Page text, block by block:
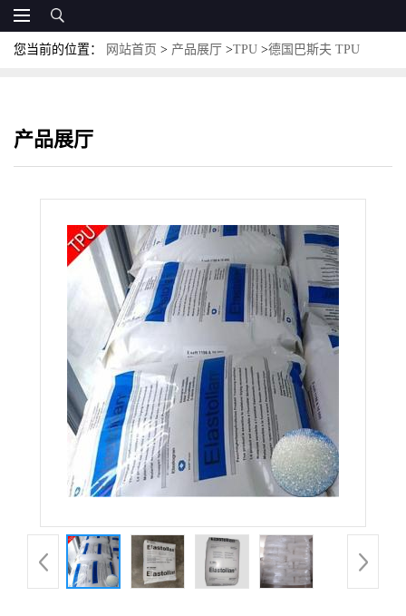
您当前的位置： 网站首页 > 产品展厅 >TPU >德国巴斯夫 TPU
产品展厅